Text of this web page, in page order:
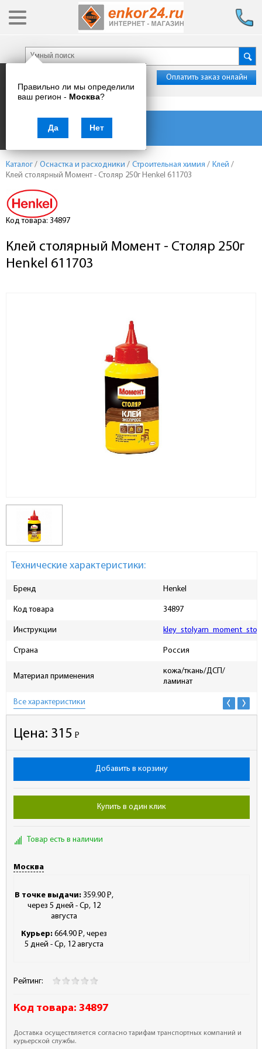
Правильно ли мы определили
ваш регион - Москва?
Да Нет
Оплатить заказ онлайн
Каталог товаров
Каталог / Оснастка и расходники / Строительная химия / Клей /
Клей столярный Момент - Столяр 250г Henkel 611703
Код товара: 34897
Клей столярный Момент - Столяр 250г
Henkel 611703
Технические характеристики:
Бренд Henkel
Код товара 34897
Инструкции
Страна Россия
Материал применения
кожа/ткань/ДСП/
ламинат
Все характеристики
Цена: 315 Р
-
Добавить в корзину
Купить в один клик
Товар есть в наличии
Москва
В точке выдачи: 359.90 Р
- ,
через 5 дней - Ср, 12
августа
Курьер: 664.90 Р
- , через
5 дней - Ср, 12 августа
Рейтинг:
Код товара: 34897
Доставка осуществляется согласно тарифам транспортных компаний и
курьерской службы.